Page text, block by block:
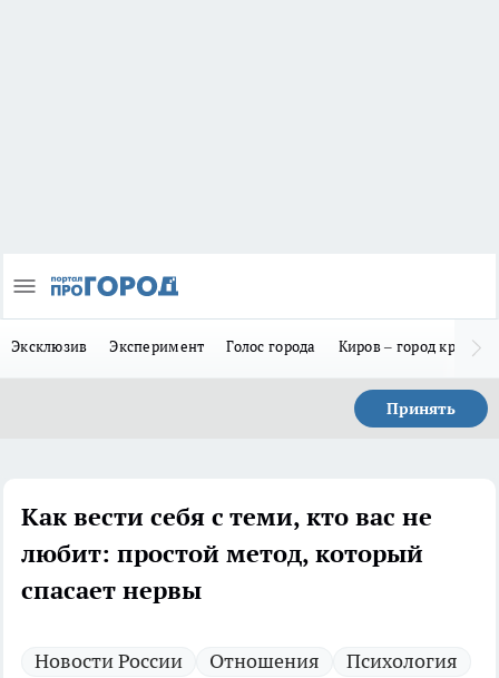
Эксклюзив Эксперимент Голос города Киров – город
Принять
Как вести себя с теми, кто вас не
любит: простой метод, который
спасает нервы
Новости России Отношения Психология